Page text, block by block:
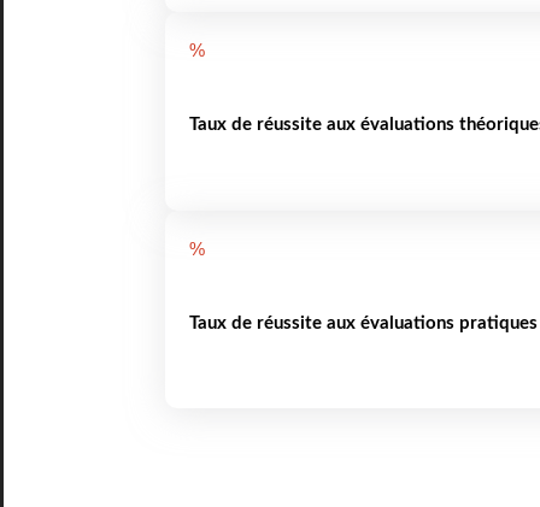
%
Taux de réussite aux évaluations
%
Taux de réussite aux évaluations pratiques